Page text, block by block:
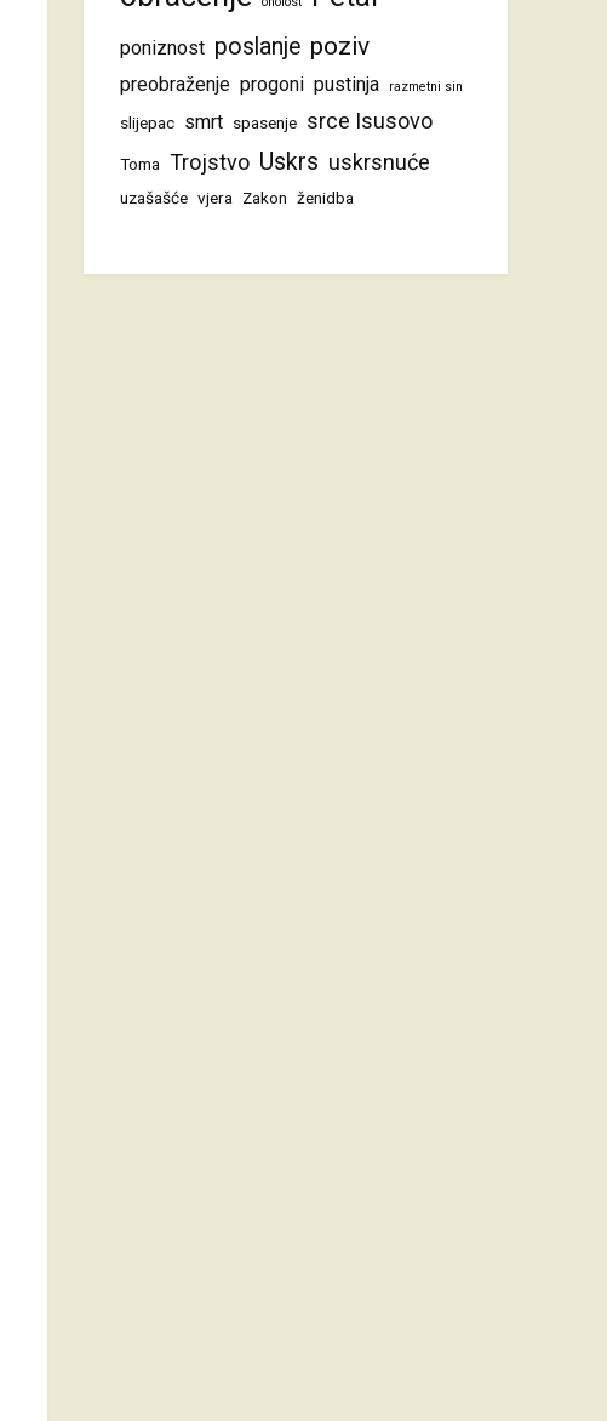
poniznost poslanje poziv
preobraženje progoni pustinja razmetni sin
slijepac smrt spasenje srce Isusovo
Toma Trojstvo Uskrs uskrsnuće
uzašašće vjera Zakon ženidba